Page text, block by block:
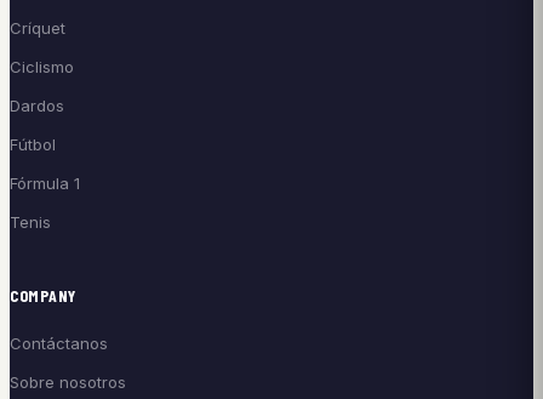
Críquet
Ciclismo
Dardos
Fútbol
Fórmula 1
Tenis
COMPANY
Contáctanos
Sobre nosotros